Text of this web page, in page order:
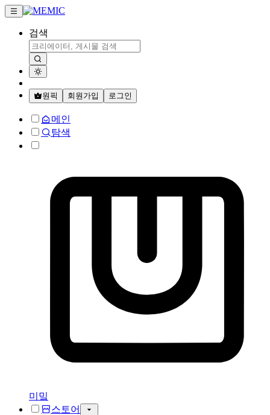
검색
원픽 회원가입 로그인
메인
탐색
미밐
스토어